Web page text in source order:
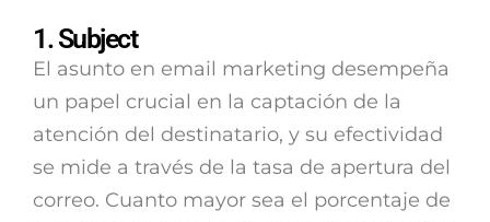
1. Subject
El asunto en email marketing desempeña
un papel crucial en la captación de la
atención del destinatario, y su efectividad
se mide a través de la tasa de apertura del
correo. Cuanto mayor sea el porcentaje de